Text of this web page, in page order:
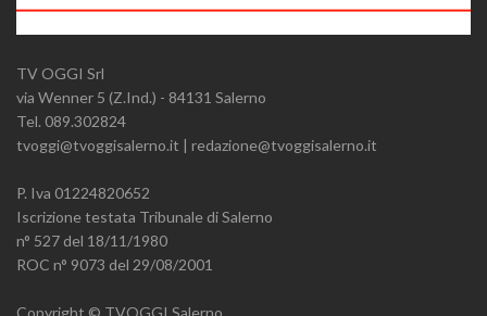
TV OGGI Srl
via Wenner 5 (Z.Ind.) - 84131 Salerno
Tel. 089.302824
tvoggi@tvoggisalerno.it | redazione@tvoggisalerno.it
P. Iva 01224820652
Iscrizione testata Tribunale di Salerno
n° 527 del 18/11/1980
ROC n° 9073 del 29/08/2001